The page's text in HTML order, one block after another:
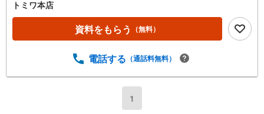
トミワ本店
資料をもらう （無料）
電話する （通話料無料）
1